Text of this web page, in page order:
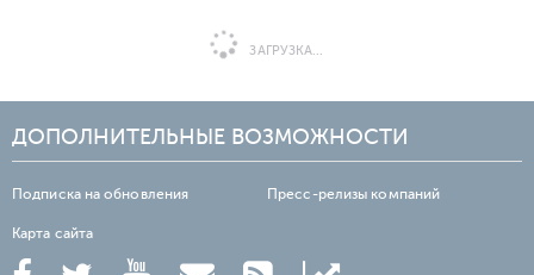
ЗАГРУЗКА...
ДОПОЛНИТЕЛЬНЫЕ ВОЗМОЖНОСТИ
Подписка на обновления Пресс-релизы компаний
Карта сайта